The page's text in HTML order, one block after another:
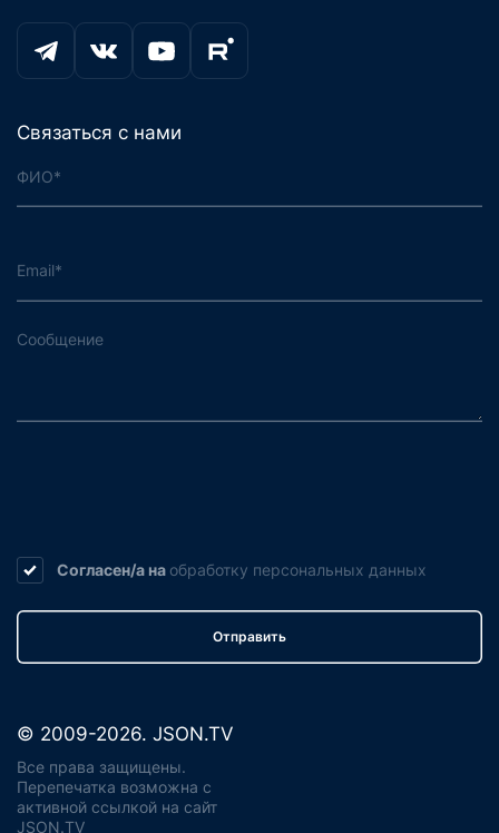
Связаться с нами
Согласен/а на обработку персональных данных
Отправить
© 2009-2026. JSON.TV
Все права защищены.
Перепечатка возможна с
активной ссылкой на сайт
JSON.TV